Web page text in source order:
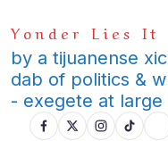
to
content
Yonder Lies It
by a tijuanense
dab of politics &
- exegete at large